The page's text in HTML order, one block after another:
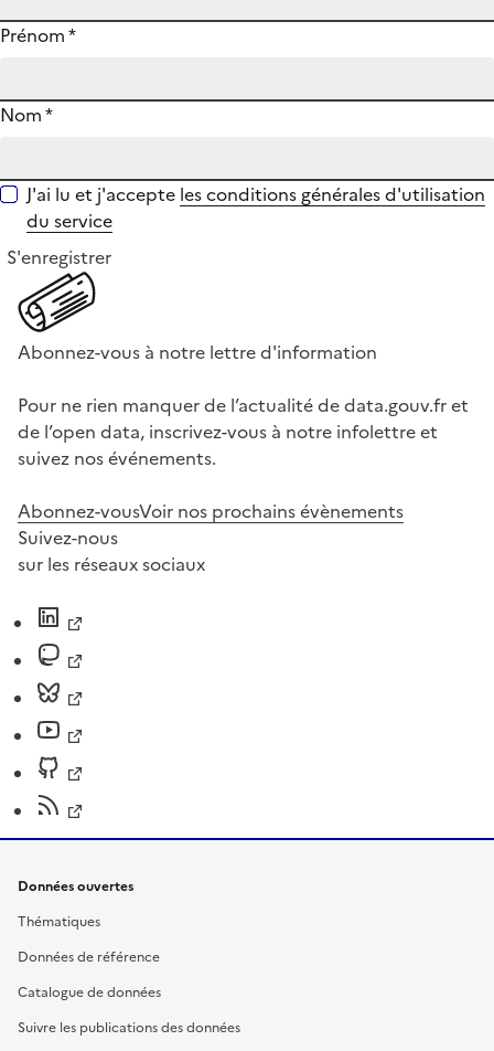
Prénom*
Nom*
J'ai lu et j'accepte les conditions générales d'utilisation
du service
S'enregistrer
Abonnez-vous à notre lettre d'information
Pour ne rien manquer de l’actualité de data.gouv.fr et
de l’open data, inscrivez-vous à notre infolettre et
suivez nos événements.
Abonnez-vousVoir nos prochains évènements
Suivez-nous
sur les réseaux sociaux
Données ouvertes
Thématiques
Données de référence
Catalogue de données
Suivre les publications des données